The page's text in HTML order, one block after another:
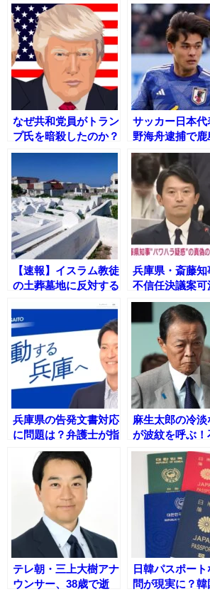
なぜ共和党員がトラン
プ氏を暗殺したのか？
心理学的側面からの考
サッカー日本代
野海舟逮捕で鹿
トラーズが声明
「事態を重く受
る」
【速報】イスラム教徒
の土葬墓地に反対する
兵庫県・斎藤知
不信任決議案可
10日以内に解散
職の判断迫られ
兵庫県の告発文書対応
に問題は？弁護士が指
摘する『違法の可能
性』とは
麻生太郎の冷淡
が波紋を呼ぶ！
の勝利宣言後に
テレ朝・三上大樹アナ
ウンサー、38歳で逝
日韓パスポー
問が現実に？韓